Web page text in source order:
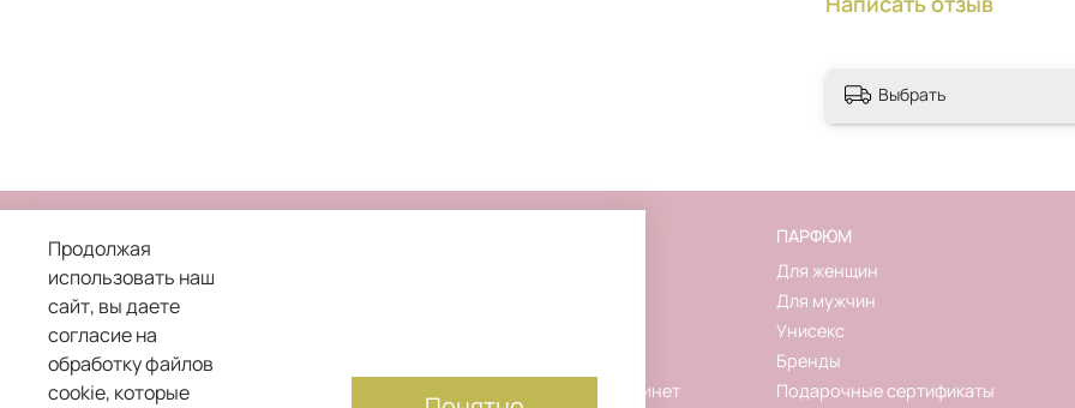
Выбрать
Личный кабинет
ПАРФЮМ
Для женщин
Для мужчин
Унисекс
Бренды
Подарочные сертификаты
8 800 101 04 05
служба заботы о клиентах
Продолжая
использовать наш
сайт, вы даете
согласие на
обработку файлов
cookie, которые